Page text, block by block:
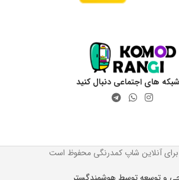
های اجتماعی دنبال کنید
آنلاین شاپ کمدرنگی محفوظ است